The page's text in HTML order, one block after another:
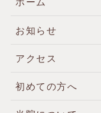
お知らせ
アクセス
初めての方へ